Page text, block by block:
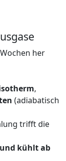
her
,
(adiabatisch
trifft die
kühlt ab